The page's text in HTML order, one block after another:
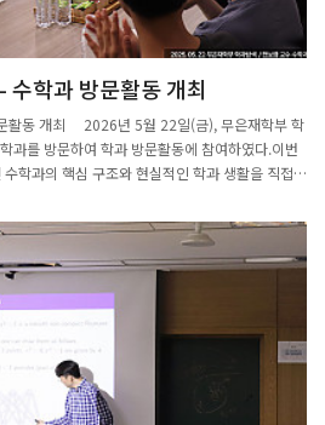
위한 다양한 교류의 장을 이어나갈 계획이다.
수학과 방문활동 개최
활동 개최 2026년 5월 22일(금), 무은재학부 학
과를 방문하여 학과 방문활동에 참여하였다.이번
학과의 핵심 구조와 현실적인 학과 생활을 직접
행되었다.학생들은 해석, 대수, 기하, 위상, 응용 등
럼을 살펴보고, 선배 재학생들과의 질의응답을 통
가졌다.학과탐색 방문활동은 중간고사 이후부터
일 산업경영공학과 방문을 끝으로 이번 학기 일정